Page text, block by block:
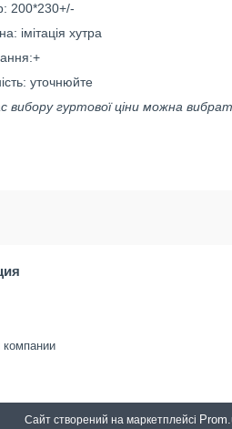
200*230+/-
імітація хутра
уточнюйте
вибору гуртової ціни можна
Сайт створений на маркетплейсі